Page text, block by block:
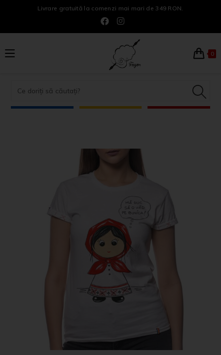
Livrare gratuită la comenzi mai mari de 349 RON.
0